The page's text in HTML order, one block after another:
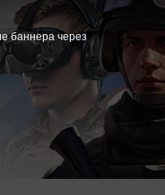
баннера через